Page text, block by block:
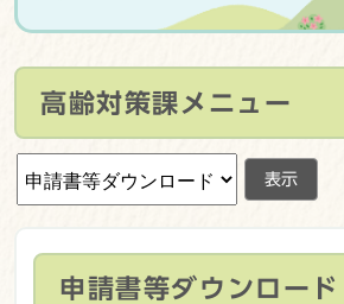
高齢対策課メニュー
表示
申請書等ダウンロード